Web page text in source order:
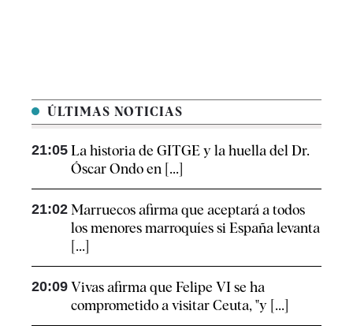
ÚLTIMAS NOTICIAS
21:05 La historia de GITGE y la huella del Dr.
Óscar Ondo en [...]
21:02 Marruecos afirma que aceptará a todos
los menores marroquíes si España levanta
[...]
20:09 Vivas afirma que Felipe VI se ha
comprometido a visitar Ceuta, "y [...]